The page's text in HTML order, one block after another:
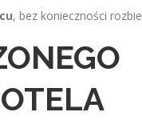
, bez konieczności